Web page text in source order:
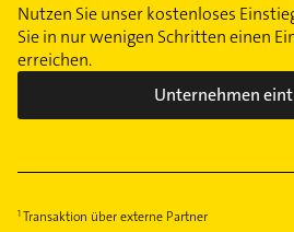
Thalkirchen
Trudering
Untermenzing
Nutzen Sie unser kostenloses
Sie in nur wenigen Schritten einen
erreichen.
Unternehmen
Transaktion über externe Partner